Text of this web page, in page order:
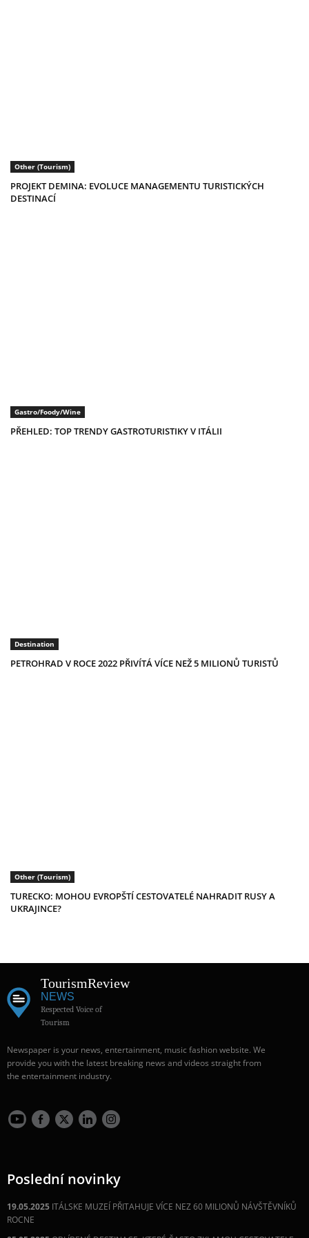
Other (Tourism)
PROJEKT DEMINA: EVOLUCE MANAGEMENTU TURISTICKÝCH
DESTINACÍ
Gastro/Foody/Wine
PŘEHLED: TOP TRENDY GASTROTURISTIKY V ITÁLII
Destination
PETROHRAD V ROCE 2022 PŘIVÍTÁ VÍCE NEŽ 5 MILIONŮ TURISTŮ
Other (Tourism)
TURECKO: MOHOU EVROPŠTÍ CESTOVATELÉ NAHRADIT RUSY A
UKRAJINCE?
TourismReview
NEWS
Respected Voice of
Tourism
Newspaper is your news, entertainment, music fashion website. We
provide you with the latest breaking news and videos straight from
the entertainment industry.
Poslední novinky
19.05.2025 ITÁLSKE MUZEÍ PŘITAHUJE VÍCE NEZ 60 MILIONŮ NÁVŠTĚVNÍKŮ
ROCNE